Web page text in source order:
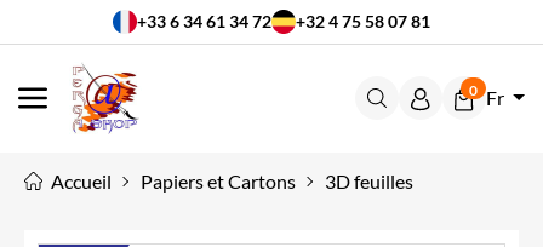
+33 6 34 61 34 72 +32 4 75 58 07 81
MENU
0 Fr
Accueil Papiers et Cartons 3D feuilles